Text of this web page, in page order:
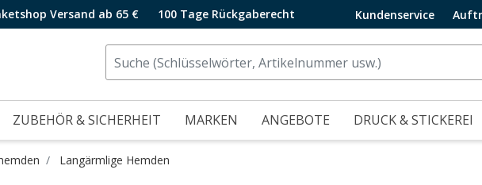
Versand ab 65 € 100 Tage Rückgaberecht Kundenservice
ZUBEHÖR & SICHERHEIT MARKEN ANGEBOTE DRUCK & STICKEREI
Langärmlige Hemden